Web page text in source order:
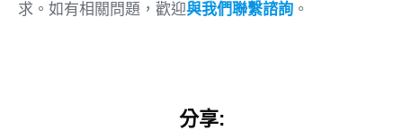
求。如有相關問題，歡迎與我們聯繫諮詢 。
分享: